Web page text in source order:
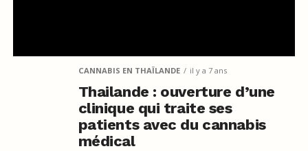
CANNABIS EN THAÏLANDE il y a 7 ans
Thailande : ouverture d’une
clinique qui traite ses
patients avec du cannabis
médical